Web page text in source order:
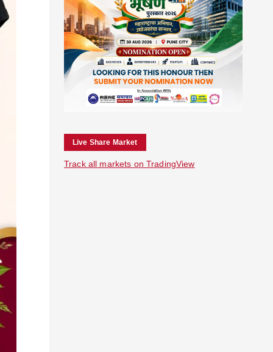
Live Share Market
Track all markets on TradingView